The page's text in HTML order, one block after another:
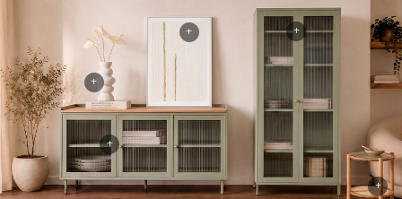
+
+
+
+
+